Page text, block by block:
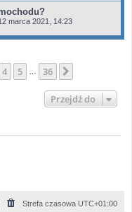
marca 2021, 14:23
4 5 36
Przejdź do
Strefa czasowa UTC+01:00